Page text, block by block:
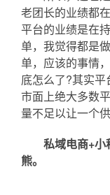
老团长的业绩都
平台的业绩是在
单，我觉得都是
单，应该的事情
底怎么了?其实
市面上绝大多数
量不足以让一个
私域电商+小
熊。